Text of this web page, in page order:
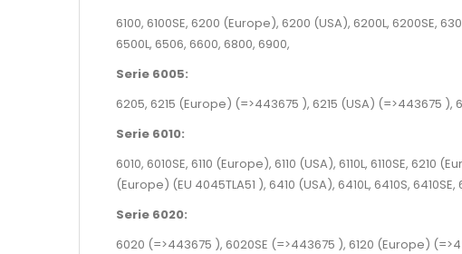
6100, 6100SE, 6200 (Europe), 6200 (USA), 6200L, 6200SE,
6500L, 6506, 6600, 6800, 6900,
Serie 6005:
6205, 6215 (Europe) (=>443675 ), 6215 (USA) (=>443675 ),
Serie 6010:
6010, 6010SE, 6110 (Europe), 6110 (USA), 6110L, 6110SE, 6210
(Europe) (EU 4045TLA51 ), 6410 (USA), 6410L, 6410S, 6410SE,
Serie 6020:
6020 (=>443675 ), 6020SE (=>443675 ), 6120 (Europe)